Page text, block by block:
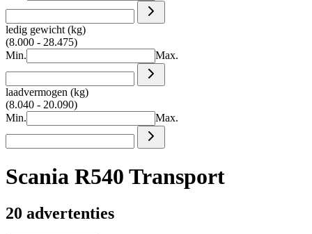
ledig gewicht (kg)
(8.000 - 28.475)
Min.
Max.
laadvermogen (kg)
(8.040 - 20.090)
Min.
Max.
Scania R540 Transport
20 advertenties